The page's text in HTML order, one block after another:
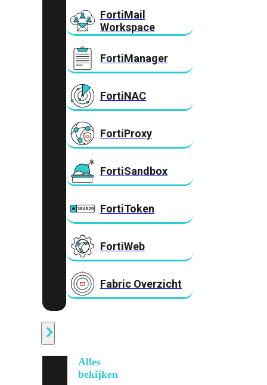
FortiMail
Workspace
FortiManager
FortiNAC
FortiProxy
FortiSandbox
FortiToken
FortiWeb
Fabric Overzicht
Alles
bekijken